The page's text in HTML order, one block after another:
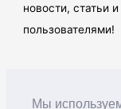
Мы
новости, статьи
пользователями!